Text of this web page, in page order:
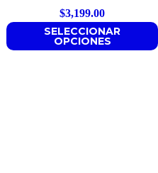
$3,199.00
SELECCIONAR
OPCIONES